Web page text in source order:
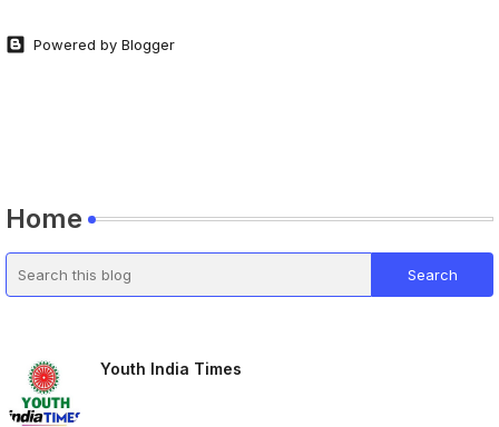
Powered by Blogger
Home
Youth India Times